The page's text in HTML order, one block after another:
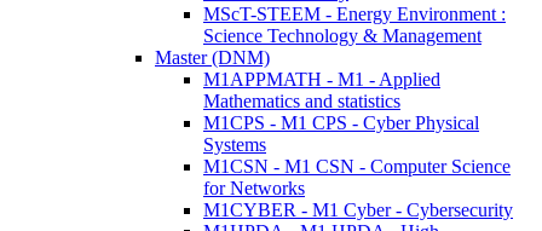
MScT-STEEM - Energy Environment :
Science Technology & Management
Master (DNM)
M1APPMATH - M1 - Applied
Mathematics and statistics
M1CPS - M1 CPS - Cyber Physical
Systems
M1CSN - M1 CSN - Computer Science
for Networks
M1CYBER - M1 Cyber - Cybersecurity